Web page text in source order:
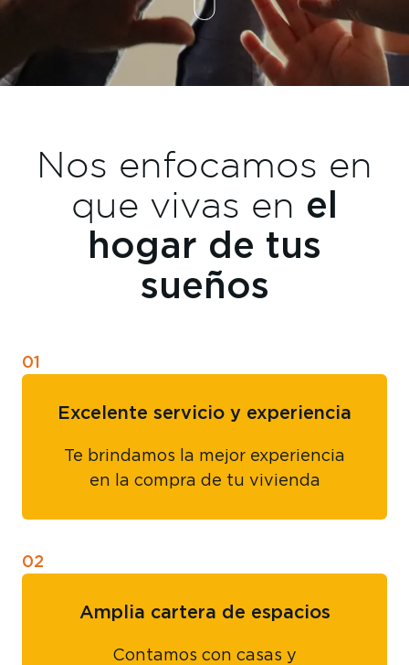
Nos enfocamos en
que vivas en el
hogar de tus
sueños
01
Excelente servicio y experiencia
Te brindamos la mejor experiencia
en la compra de tu vivienda
02
Amplia cartera de espacios
Contamos con casas y